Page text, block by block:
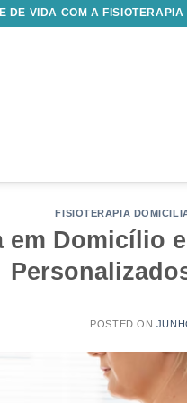
DE VIDA COM A
FISIOTERAPIA
em Domicílio
POSTED ON